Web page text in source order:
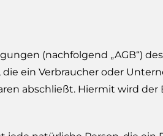
(nachfolgend „AGB“)
die ein Verbraucher oder
abschließt. Hiermit wird